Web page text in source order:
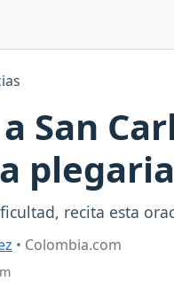
San
recita esta
• Colombia.com